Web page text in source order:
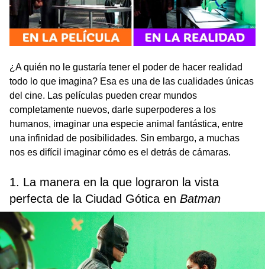
¿A quién no le gustaría tener el poder de hacer realidad
todo lo que imagina? Esa es una de las cualidades únicas
del cine. Las películas pueden crear mundos
completamente nuevos, darle superpoderes a los
humanos, imaginar una especie animal fantástica, entre
una infinidad de posibilidades. Sin embargo, a muchas
nos es difícil imaginar cómo es el detrás de cámaras.
1. La manera en la que lograron la vista
perfecta de la Ciudad Gótica en Batman